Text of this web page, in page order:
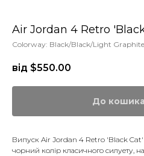
Air Jordan 4 Retro
Colorway: Black/Black/Light Graphite
від $550.00
До кошика
Випуск Air Jordan 4 Retro 'Black Cat'
чорний колір класичного силуету,